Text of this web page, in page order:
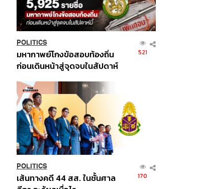
POLITICS
มหากาพย์โกงข้อสอบท้องถิ่น
ก่อนเดินหน้าสู่จุดจบในสัปดาห์
521
POLITICS
เส้นทางคดี 44 สส. ในชั้นศาล
170